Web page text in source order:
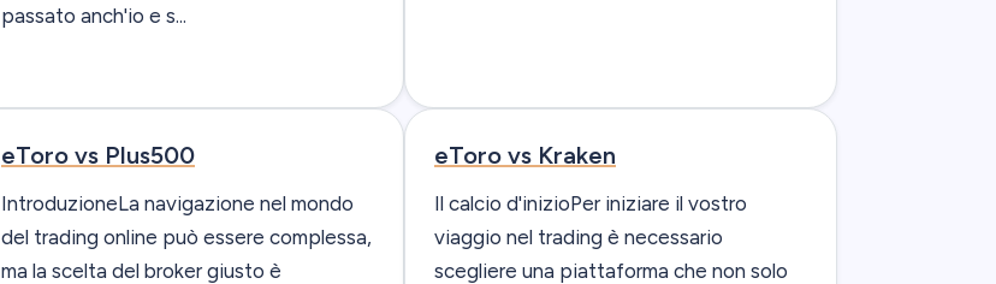
passato anch'io e s...
eToro vs Plus500
IntroduzioneLa navigazione nel mondo
del trading online può essere complessa,
ma la scelta del broker giusto è
eToro vs Kraken
Il calcio d'inizioPer iniziare il vostro
viaggio nel trading è necessario
scegliere una piattaforma che non solo